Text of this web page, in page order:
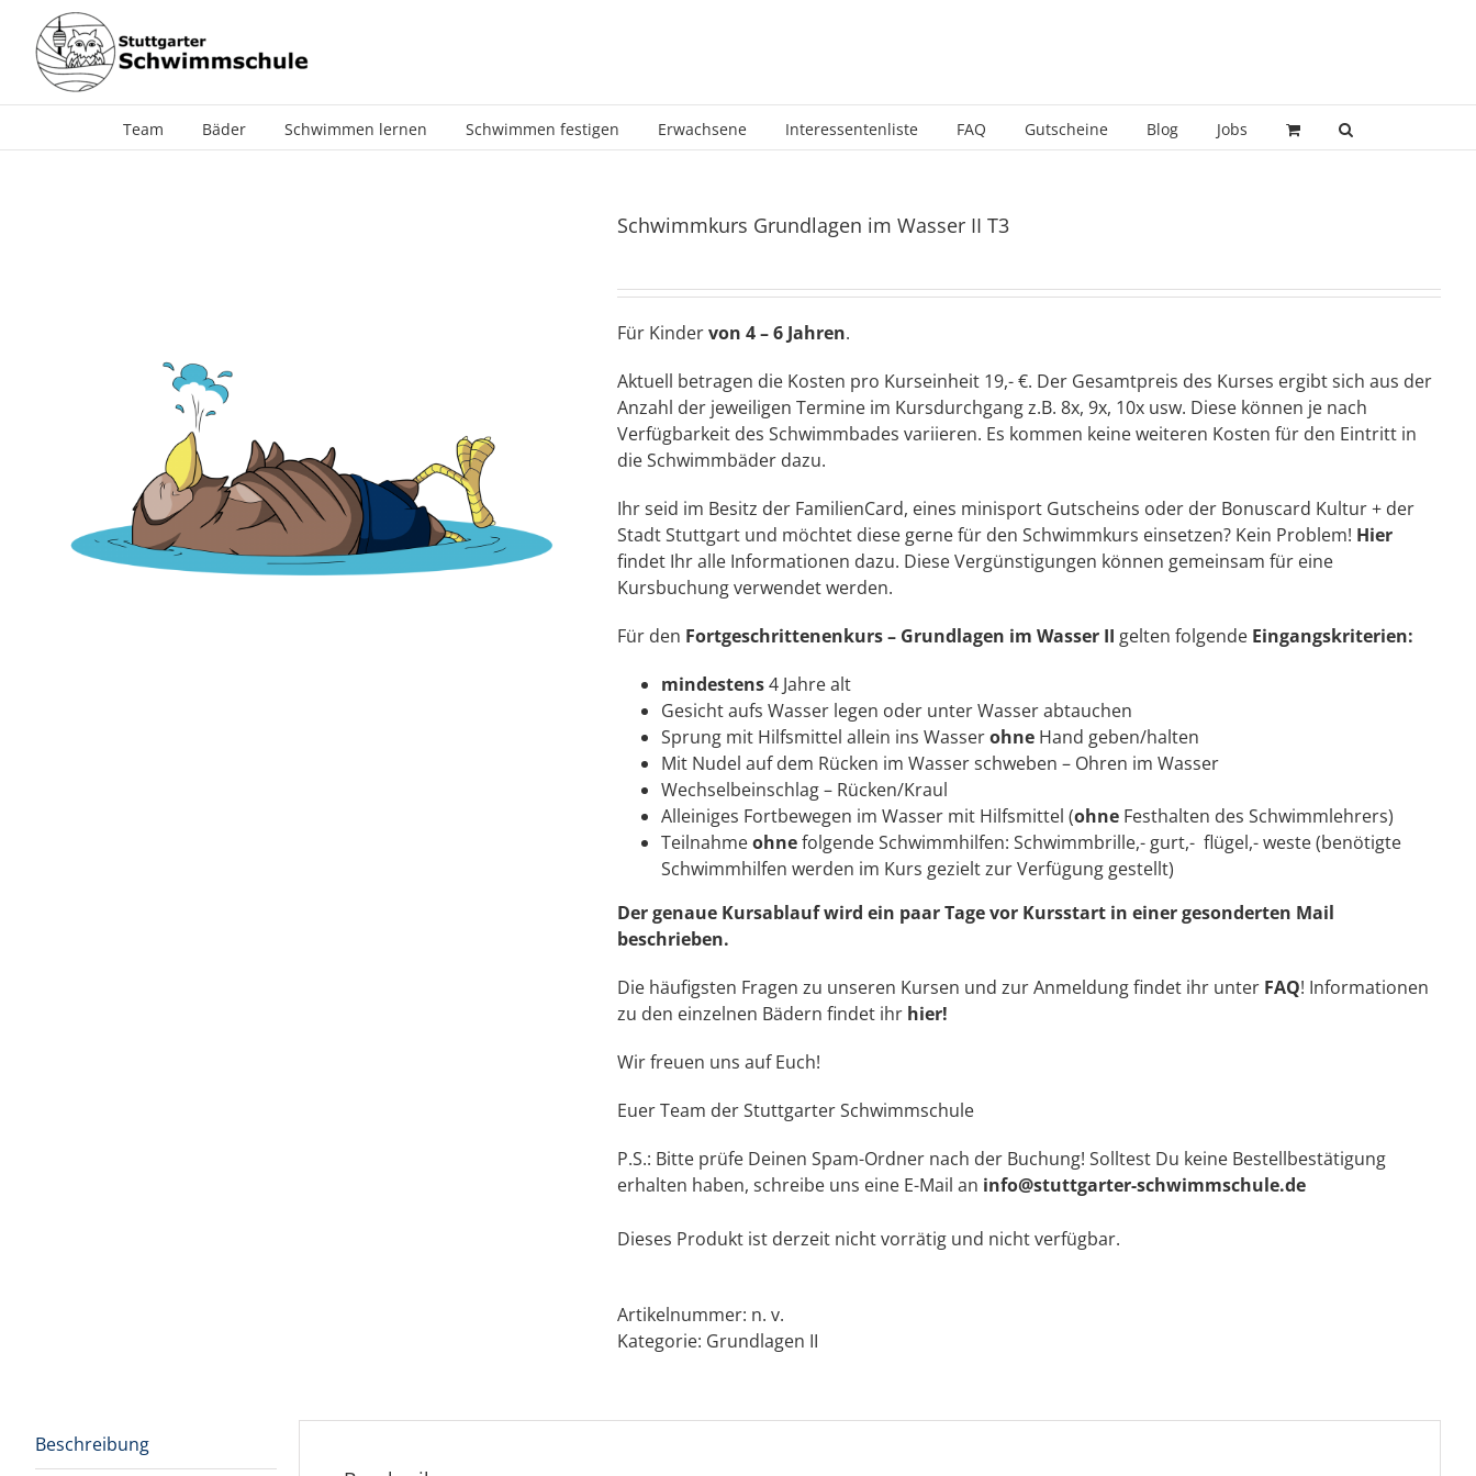
Inhalt
springen
Team Bäder Schwimmen lernen Schwimmen festigen Erwachsene Interessentenliste FAQ Gutscheine Blog Jobs
Schwimmkurs Grundlagen im Wasser II T3
Für Kindervon 4 – 6 Jahren.
Aktuell betragen die Kosten pro Kurseinheit 19,- €. Der Gesamtpreis des Kurses ergibt sich aus der
Anzahl der jeweiligen Termine im Kursdurchgang z.B. 8x, 9x, 10x usw. Diese können je nach
Verfügbarkeit des Schwimmbades variieren. Es kommen keine weiteren Kosten für den Eintritt in
die Schwimmbäder dazu.
Ihr seid im Besitz der FamilienCard, eines minisport Gutscheins oder der Bonuscard Kultur + der
Stadt Stuttgart und möchtet diese gerne für den Schwimmkurs einsetzen? Kein Problem! Hier
findet Ihr alle Informationen dazu. Diese Vergünstigungen können gemeinsam für eine
Kursbuchung verwendet werden.
Für den Fortgeschrittenenkurs – Grundlagen im Wasser II gelten folgende Eingangskriterien:
mindestens4 Jahre alt
Gesicht aufs Wasser legen oder unter Wasser abtauchen
Sprung mit Hilfsmittel allein ins Wasserohne Hand geben/halten
Mit Nudel auf dem Rücken im Wasser schweben – Ohren im Wasser
Wechselbeinschlag – Rücken/Kraul
Alleiniges Fortbewegen im Wasser mit Hilfsmittel (ohne Festhalten des Schwimmlehrers)
Teilnahmeohnefolgende Schwimmhilfen: Schwimmbrille,- gurt,- flügel,- weste (benötigte
Schwimmhilfen werden im Kurs gezielt zur Verfügung gestellt)
Der genaue Kursablauf wird ein paar Tage vor Kursstart in einer gesonderten Mail
beschrieben.
Die häufigsten Fragen zu unseren Kursen und zur Anmeldung findet ihr unter FAQ! Informationen
zu den einzelnen Bädern findet ihr hier!
Wir freuen uns auf Euch!
Euer Team der Stuttgarter Schwimmschule
P.S.: Bitte prüfe Deinen Spam-Ordner nach der Buchung! Solltest Du keine Bestellbestätigung
erhalten haben, schreibe uns eine E-Mail an info@stuttgarter-schwimmschule.de
Dieses Produkt ist derzeit nicht vorrätig und nicht verfügbar.
Artikelnummer: n. v.
Kategorie: Grundlagen II
Beschreibung